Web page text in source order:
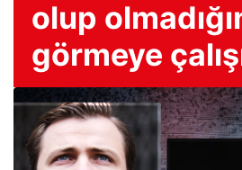
olup
görmeye